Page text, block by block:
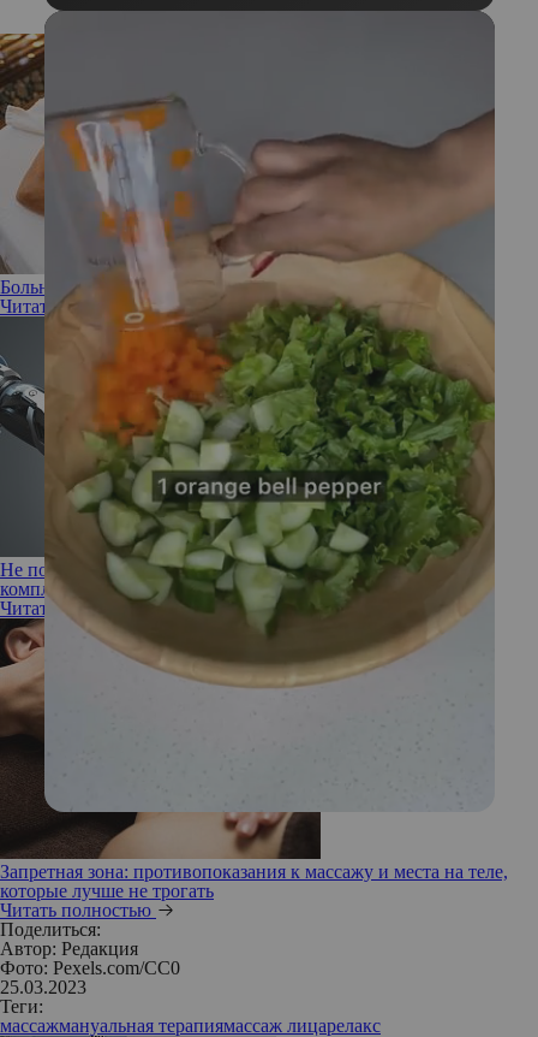
Больно не будет: нужно ли страдать на сеансе массажа
Читать полностью
Не по-людски: что умеет роботизированный массажный
комплекс
Читать полностью
Запретная зона: противопоказания к массажу и места на теле,
которые лучше не трогать
Читать полностью
Поделиться:
Автор: Редакция
Фото: Pexels.com/CC0
25.03.2023
Теги:
массажмануальная терапиямассаж лицарелакс